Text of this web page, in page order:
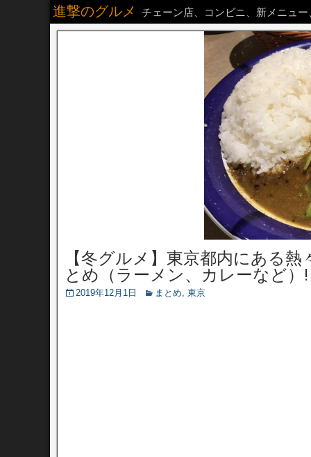
進撃のグルメ チェーン店、コンビニ、新メニュ
【冬グルメ】東京都内にある
とめ（ラーメン、カレーなど）!
2019年12月1日 まとめ, 東京